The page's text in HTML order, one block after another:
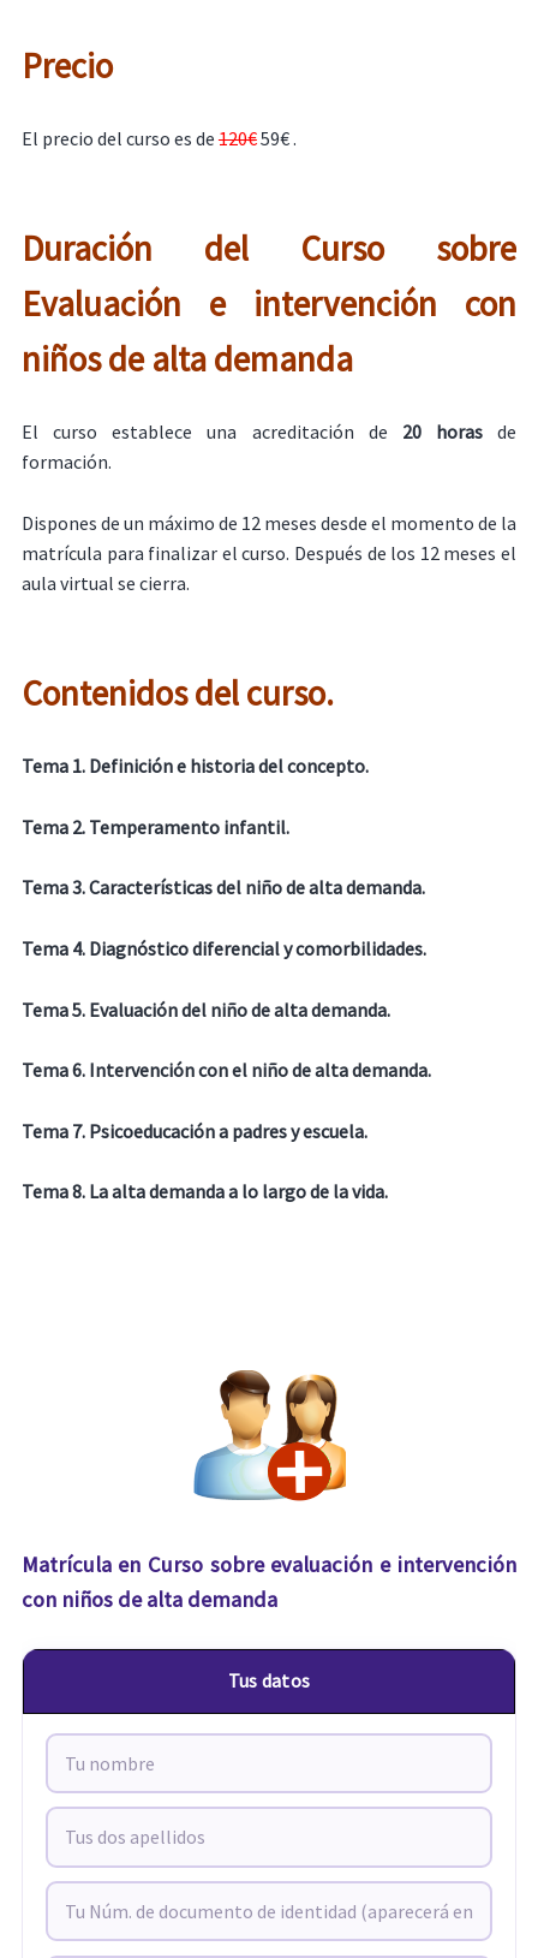
Precio
El precio del curso es de 120€59€ .
Duración del Curso sobre
Evaluación e intervención con
niños de alta demanda
El curso establece una acreditación de 20 horasde
formación.
Dispones de un máximo de 12 meses desde el momento de la
matrícula para finalizar el curso. Después de los 12 meses el
aula virtual se cierra.
Contenidos del curso.
Tema 1. Definición e historia del concepto.
Tema 2. Temperamento infantil.
Tema 3. Características del niño de alta demanda.
Tema 4. Diagnóstico diferencial y comorbilidades.
Tema 5. Evaluación del niño de alta demanda.
Tema 6. Intervención con el niño de alta demanda.
Tema 7. Psicoeducación a padres y escuela.
Tema 8. La alta demanda a lo largo de la vida.
Matrícula en Curso sobre evaluación e intervención
con niños de alta demanda
Tus datos